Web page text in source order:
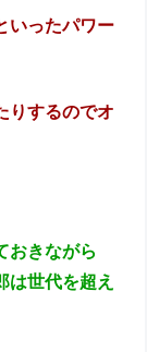
いったパワー
りするのでオ
おきながら
は世代を超え